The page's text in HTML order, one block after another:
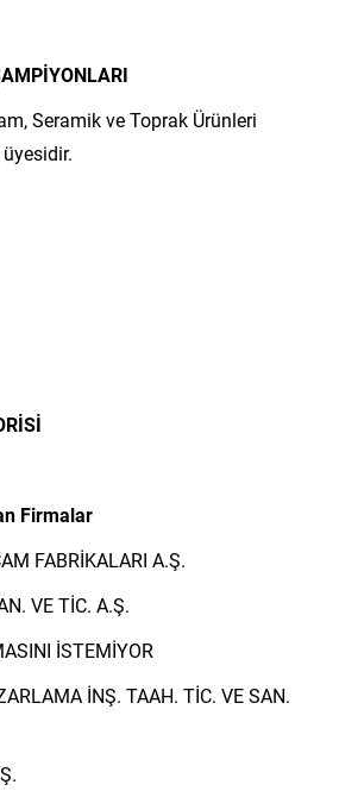
Seramik ve Toprak Ürünleri
üyesidir.
Firmalar
FABRİKALARI A.Ş.
VE TİC. A.Ş.
İSTEMİYOR
İNŞ. TAAH. TİC. VE SAN.